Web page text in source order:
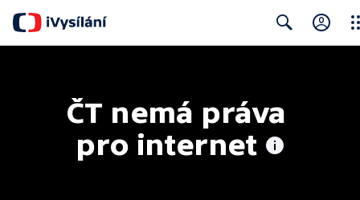
ČT nemá práva
pro internet